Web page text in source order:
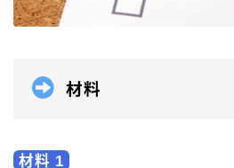
材料
材料 1